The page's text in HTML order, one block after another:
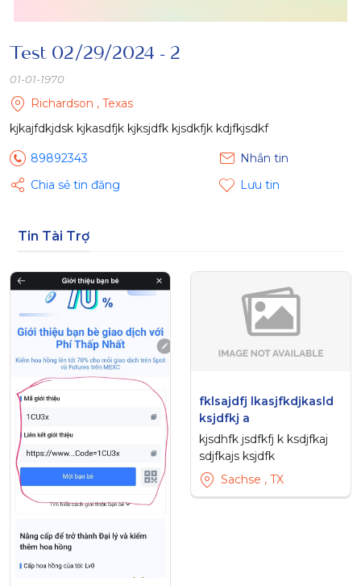
Test 02/29/2024 - 2
01-01-1970
Richardson , Texas
kjkajfdkjdsk kjkasdfjk kjksjdfk kjsdkfjk kdjfkjsdkf
89892343
Nhắn tin
Chia sẻ tin đăng
Lưu tin
Tin Tài Trợ
fklsajdfj lkasjfkdjkasld
ksjdfkj a
kjsdhfk jsdfkfj k ksdjfkaj
sdjfkajs ksjdfk
Sachse , TX